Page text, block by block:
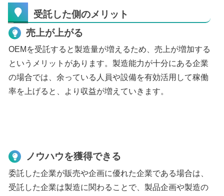
受託した側のメリット
売上が上がる
OEMを受託すると製造量が増えるため、売上が増加する
というメリットがあります。製造能力が十分にある企業
の場合では、余っている人員や設備を有効活用して稼働
率を上げると、より収益が増えていきます。
ノウハウを獲得できる
委託した企業が販売や企画に優れた企業である場合は、
受託した企業は製造に関わることで、製品企画や製造の